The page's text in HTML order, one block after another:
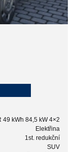
49 kWh 84,5 kW 4×2
Elektřina
1st. redukční
SUV